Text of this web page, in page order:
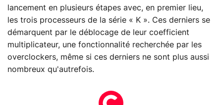
lancement en plusieurs étapes avec, en premier lieu,
les trois processeurs de la série « K ». Ces derniers se
démarquent par le déblocage de leur coefficient
multiplicateur, une fonctionnalité recherchée par les
overclockers, même si ces derniers ne sont plus aussi
nombreux qu'autrefois.